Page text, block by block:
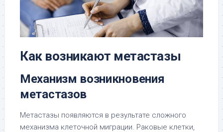
Как возникают метастазы
Механизм возникновения
метастазов
Метастазы появляются в результате сложного
механизма клеточной миграции. Раковые клетки,